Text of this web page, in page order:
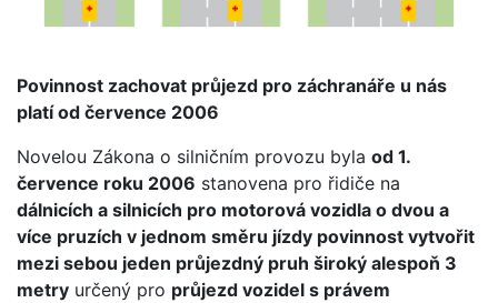
Povinnost zachovat průjezd pro záchranáře u nás
platí od července 2006
Novelou Zákona o silničním provozu byla od 1.
července roku 2006 stanovena pro řidiče na
dálnicích a silnicích pro motorová vozidla o dvou a
více pruzích v jednom směru jízdy povinnost vytvořit
mezi sebou jeden průjezdný pruh široký alespoň 3
metry určený pro průjezd vozidel s právem